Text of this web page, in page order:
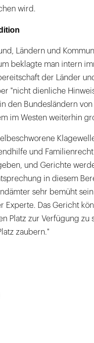
wird.
Ländern und
beklagte man intern
der Länder
"nicht dienliche
den Bundesländern
im Westen weiterhin
und
und Gerichte
in diesem
sehr bemüht
Experte. Das Gericht
Platz zur Verfügung zu
zaubern."